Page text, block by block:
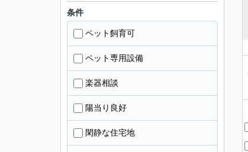
条件
ペット飼育可
ペット専用設備
楽器相談
陽当り良好
閑静な住宅地